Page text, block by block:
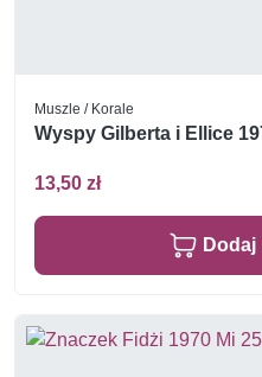
Muszle / Korale
Wyspy Gilberta i Ellice
13,50 zł